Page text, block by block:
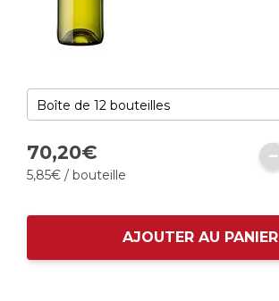
70,20€
5,85€ / bouteille
AJOUTER AU PANIER